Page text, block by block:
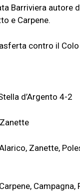
Barriviera autore
e Carpene.
contro il Colo
d’Argento 4-2
Zanette,
Campagna,